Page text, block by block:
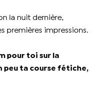
la nuit dernière,
premières impressions.
pour toi sur la
peu ta course fétiche,